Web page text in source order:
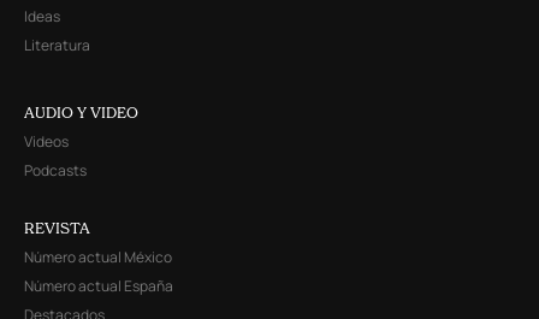
Ideas
Literatura
AUDIO Y VIDEO
Videos
Podcasts
REVISTA
Número actual México
Número actual España